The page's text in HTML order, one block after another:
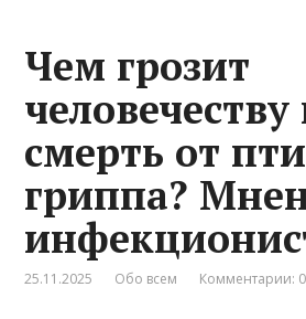
Чем грозит
смерть от
гриппа?
25.11.2025 Обо всем Комментарии: 0